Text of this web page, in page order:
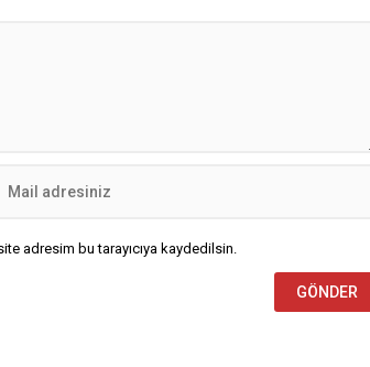
adresim bu tarayıcıya kaydedilsin.